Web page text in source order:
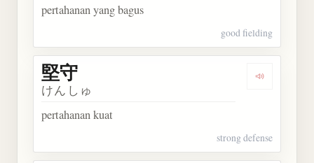
pertahanan yang bagus
good fielding
Dengarkan
堅守
けんしゅ
pertahanan kuat
strong defense